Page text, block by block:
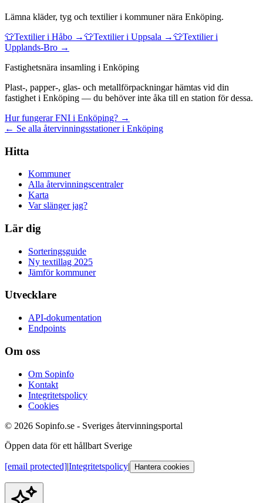
Lämna kläder, tyg och textilieri kommuner nära Enköping.
👕Textilieri Håbo →👕Textilieri Uppsala →👕Textilieri
Upplands-Bro →
Fastighetsnära insamling i Enköping
Plast-, papper-, glas- och metallförpackningar hämtas vid din
fastighet i Enköping — du behöver inte åka till en station för dessa.
Hur fungerar FNI i Enköping? →
← Se alla återvinningsstationer i Enköping
Hitta
Kommuner
Alla återvinningscentraler
Karta
Var slänger jag?
Lär dig
Sorteringsguide
Ny textillag 2025
Jämför kommuner
Utvecklare
API-dokumentation
Endpoints
Om oss
Om Sopinfo
Kontakt
Integritetspolicy
Cookies
© 2026 Sopinfo.se - Sveriges återvinningsportal
Öppen data för ett hållbart Sverige
[email protected]|Integritetspolicy| Hantera cookies